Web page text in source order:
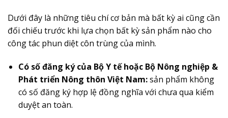
Dưới đây là những tiêu chí cơ bản mà bất kỳ ai cũng cần
đối chiếu trước khi lựa chọn bất kỳ sản phẩm nào cho
công tác phun diệt côn trùng của mình.
Có số đăng ký của Bộ Y tế hoặc Bộ Nông nghiệp &
Phát triển Nông thôn Việt Nam:sản phẩm không
có số đăng ký hợp lệ đồng nghĩa với chưa qua kiểm
duyệt an toàn.